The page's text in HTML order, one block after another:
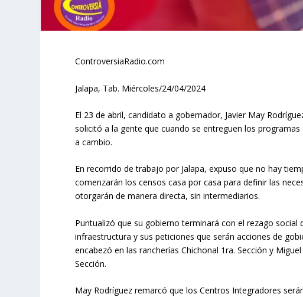
ControversiaRadio.com
Jalapa, Tab. Miércoles/24/04/2024
El 23 de abril, candidato a gobernador, Javier May
solicitó a la gente que cuando se entreguen los
a cambio.
En recorrido de trabajo por Jalapa, expuso que no hay
comenzarán los censos casa por casa para definir las
otorgarán de manera directa, sin intermediarios.
Puntualizó que su gobierno terminará con el rezago
infraestructura y sus peticiones que serán acciones de
encabezó en las rancherías Chichonal 1ra. Sección y
Sección.
May Rodríguez remarcó que los Centros Integradores